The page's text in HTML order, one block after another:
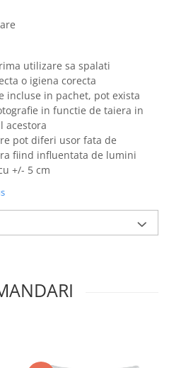
utilizare sa spalati
o igiena corecta
incluse in pachet, pot exista
in functie de taiera in
acestora
pot diferi usor fata de
fiind influentata de lumini
+/- 5 cm